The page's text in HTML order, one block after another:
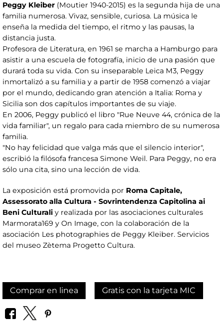
Peggy Kleiber (Moutier 1940-2015) es la segunda hija de una
familia numerosa. Vivaz, sensible, curiosa. La música le
enseña la medida del tiempo, el ritmo y las pausas, la
distancia justa.
Profesora de Literatura, en 1961 se marcha a Hamburgo para
asistir a una escuela de fotografía, inicio de una pasión que
durará toda su vida. Con su inseparable Leica M3, Peggy
inmortalizó a su familia y a partir de 1958 comenzó a viajar
por el mundo, dedicando gran atención a Italia: Roma y
Sicilia son dos capítulos importantes de su viaje.
En 2006, Peggy publicó el libro "Rue Neuve 44, crónica de la
vida familiar", un regalo para cada miembro de su numerosa
familia.
"No hay felicidad que valga más que el silencio interior",
escribió la filósofa francesa Simone Weil. Para Peggy, no era
sólo una cita, sino una lección de vida.
La exposición está promovida por Roma Capitale,
Assessorato alla Cultura - Sovrintendenza Capitolina ai
Beni Culturali y realizada por las asociaciones culturales
Marmorata169 y On Image, con la colaboración de la
asociación Les photographies de Peggy Kleiber. Servicios
del museo Zètema Progetto Cultura.
Comprar en linea Gratis con la tarjeta MIC